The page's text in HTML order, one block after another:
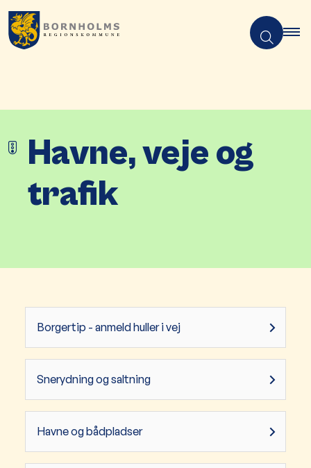
Havne, veje og
trafik
Borgertip - anmeld huller i vej
Snerydning og saltning
Havne og bådpladser